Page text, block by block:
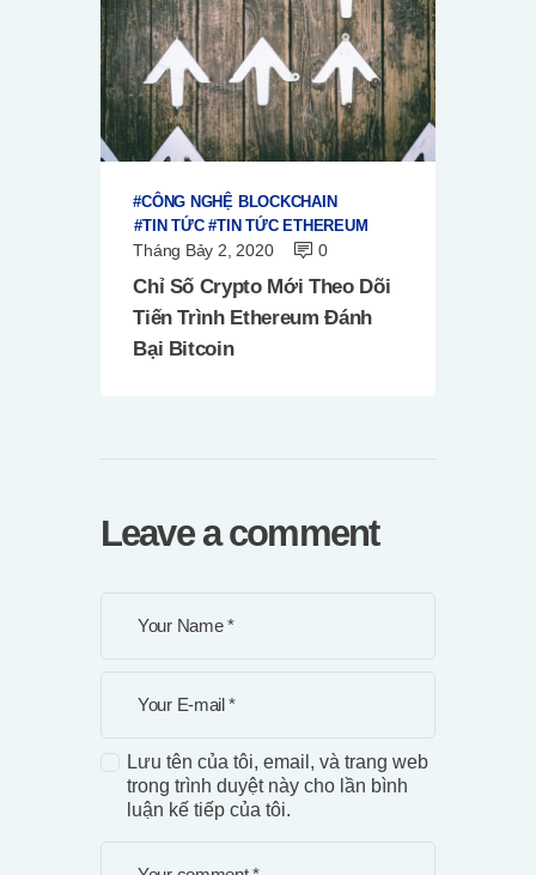
CÔNG NGHỆ BLOCKCHAIN
TIN TỨC
TIN TỨC ETHEREUM
Tháng Bảy 2, 2020 0
Chỉ Số Crypto Mới Theo Dõi
Tiến Trình Ethereum Đánh
Bại Bitcoin
Leave a comment
Lưu tên của tôi, email, và trang web
trong trình duyệt này cho lần bình
luận kế tiếp của tôi.